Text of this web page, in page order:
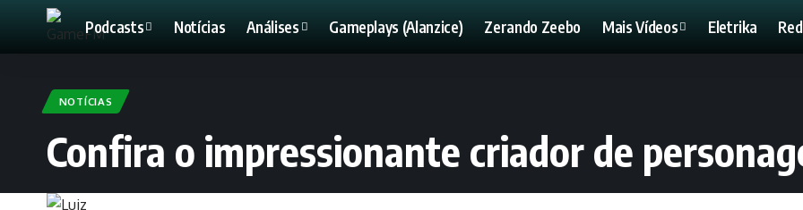
Podcasts Notícias Análises Gameplays (Alanzice) Zerando Zeebo Mais Vídeos Eletrika
NOTÍCIAS
Confira o impressionante criador de